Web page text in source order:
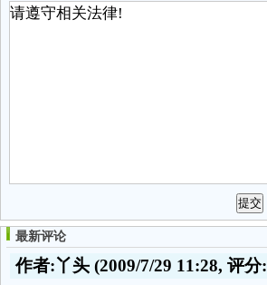
最新评论
作者:丫头 (2009/7/29 11:28, 评分: